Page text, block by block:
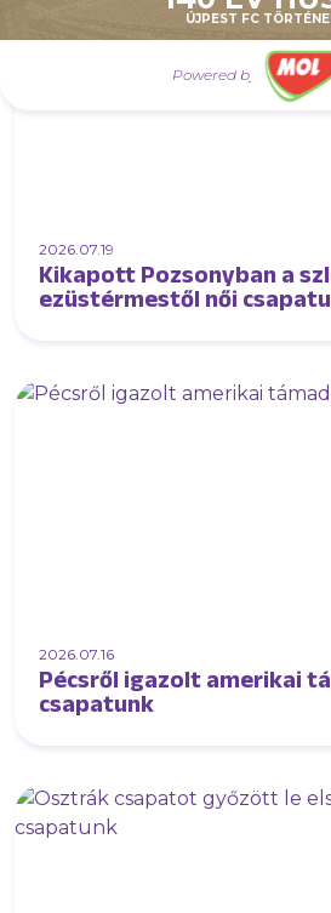
ÚJPEST FC
Powered by
2026.07.19
Kikapott Pozsonyban a
ezüstérmestől női
2026.07.16
Pécsről igazolt amerikai
csapatunk